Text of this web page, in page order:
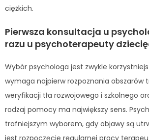
ciężkich.
Pierwsza konsultacja u
razu u psychoterapeuty
Wybór psychologa jest zwykle
wymaga najpierw rozpoznania obszarów
weryfikacji tła rozwojowego i szkolnego
rodzaj pomocy ma największy sens.
trafniejszym wyborem, gdy objawy są